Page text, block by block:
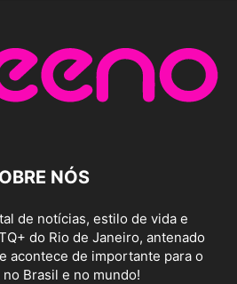
NÓS
de notícias, estilo de vida e
do Rio de Janeiro, antenado
acontece de importante para o
Brasil e no mundo!